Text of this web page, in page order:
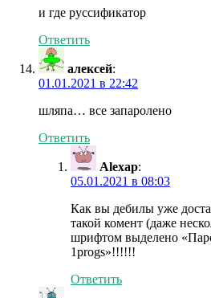
и где руссификатор
Ответить
алексей:
01.01.2021 в 22:42
шляпа… все запаролено
Ответить
Alexap:
05.01.2021 в 08:03
Как вы дебилы уже
такой комент (даже
шрифтом выделено
1progs»!!!!!!
Ответить